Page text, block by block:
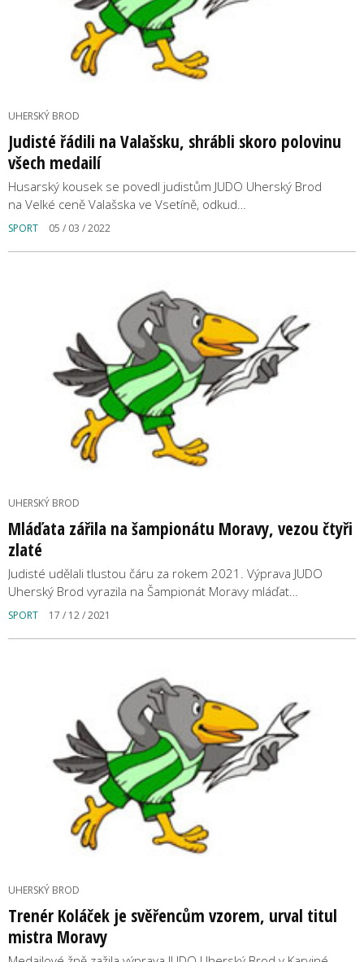
UHERSKÝ BROD
Judisté řádili na Valašsku, shrábli skoro polovinu
všech medailí
Husarský kousek se povedl judistům JUDO Uherský Brod
na Velké ceně Valašska ve Vsetíně, odkud…
SPORT 05 / 03 / 2022
UHERSKÝ BROD
Mláďata zářila na šampionátu Moravy, vezou čtyři
zlaté
Judisté udělali tlustou čáru za rokem 2021. Výprava JUDO
Uherský Brod vyrazila na Šampionát Moravy mláďat…
SPORT 17 / 12 / 2021
UHERSKÝ BROD
Trenér Koláček je svěřencům vzorem, urval titul
mistra Moravy